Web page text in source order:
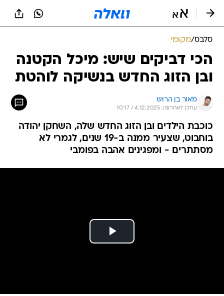
סלבס/מקומי
הכי דביקים שיש: מיכל הקטנה
ובן הזוג החדש בנשיקה לוהטת
מאור בן הרוש
עודכן לאחרונה: 4.12.2025 / 10:17
כוכבת הילדים ובן הזוג החדש שלה, השחקן יהודה
בוחבוט, שצעיר ממנה ב-19 שנים, לגמרי לא
מסתתרים - ומפגינים אהבה בפומבי